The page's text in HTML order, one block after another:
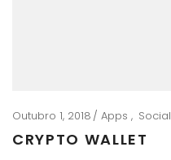
Outubro 1, 2018 Apps Social
CRYPTO WALLET